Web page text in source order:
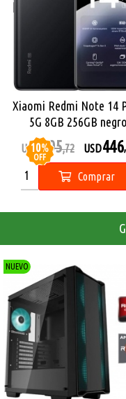
Xiaomi Redmi Note 14
5G 8GB 256GB negro
10%
OFF
USD495,72 USD446
Comprar
NUEVO